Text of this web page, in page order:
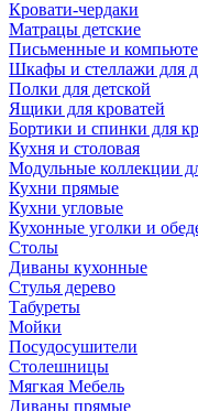
Кровати-чердаки
Матрацы детские
Письменные и
Шкафы и стеллажи для
Полки для детской
Ящики для кроватей
Бортики и спинки для
Кухня и столовая
Модульные коллекции
Кухни прямые
Кухни угловые
Кухонные уголки и
Столы
Диваны кухонные
Стулья дерево
Табуреты
Мойки
Посудосушители
Столешницы
Мягкая Мебель
Диваны прямые